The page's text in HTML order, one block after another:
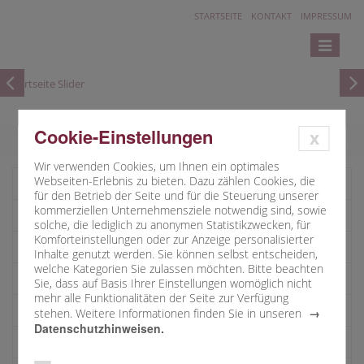
Cookie-Einstellungen x
Wir verwenden Cookies, um Ihnen ein optimales
Webseiten-Erlebnis zu bieten. Dazu zählen Cookies, die
für den Betrieb der Seite und für die Steuerung unserer
kommerziellen Unternehmensziele notwendig sind, sowie
solche, die lediglich zu anonymen Statistikzwecken, für
Komforteinstellungen oder zur Anzeige personalisierter
Inhalte genutzt werden. Sie können selbst entscheiden,
welche Kategorien Sie zulassen möchten. Bitte beachten
Sie, dass auf Basis Ihrer Einstellungen womöglich nicht
mehr alle Funktionalitäten der Seite zur Verfügung
stehen. Weitere Informationen finden Sie in unseren
Datenschutzhinweisen.
STARTSEITE KONTAKT IMPRESSUM
Toggle
Kirchenverwaltung
Pfarrgemeinderat
Lektoren
Kommunionhelfer
Jugendarbeit